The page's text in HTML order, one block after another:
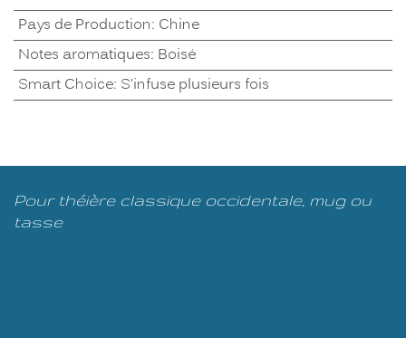
Pays de Production: Chine
Notes aromatiques: Boisé
Smart Choice: S'infuse plusieurs fois
Pour théière classique occidentale, mug ou
tasse